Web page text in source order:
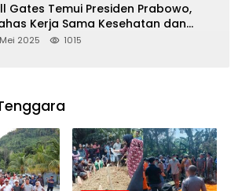
Gates Temui Presiden Prabowo,
Kerja Sama Kesehatan dan
Makan Bergizi Gratis
Mei 2025 1015